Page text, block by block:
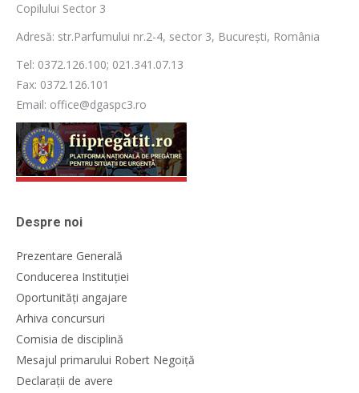
Copilului Sector 3
Adresă: str.Parfumului nr.2-4, sector 3, București, România
Tel: 0372.126.100; 021.341.07.13
Fax: 0372.126.101
Email: office@dgaspc3.ro
Despre noi
Prezentare Generală
Conducerea Instituției
Oportunități angajare
Arhiva concursuri
Comisia de disciplină
Mesajul primarului Robert Negoiță
Declarații de avere